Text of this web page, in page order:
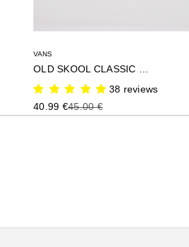
VANS
38 reviews
Precio de oferta
40.99 €Precio anterior
45.00 €